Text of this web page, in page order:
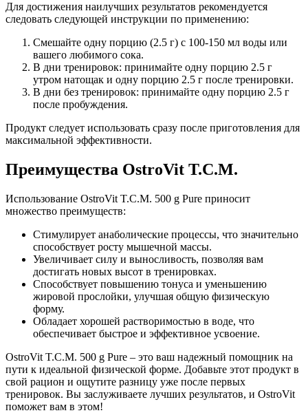
Для достижения наилучших результатов рекомендуется
следовать следующей инструкции по применению:
Смешайте одну порцию (2.5 г) с 100-150 мл воды или
вашего любимого сока.
В дни тренировок: принимайте одну порцию 2.5 г
утром натощак и одну порцию 2.5 г после тренировки.
В дни без тренировок: принимайте одну порцию 2.5 г
после пробуждения.
Продукт следует использовать сразу после приготовления для
максимальной эффективности.
Преимущества OstroVit T.C.M.
Использование OstroVit T.C.M. 500 g Pure приносит
множество преимуществ:
Стимулирует анаболические процессы, что значительно
способствует росту мышечной массы.
Увеличивает силу и выносливость, позволяя вам
достигать новых высот в тренировках.
Способствует повышению тонуса и уменьшению
жировой прослойки, улучшая общую физическую
форму.
Обладает хорошей растворимостью в воде, что
обеспечивает быстрое и эффективное усвоение.
OstroVit T.C.M. 500 g Pure – это ваш надежный помощник на
пути к идеальной физической форме. Добавьте этот продукт в
свой рацион и ощутите разницу уже после первых
тренировок. Вы заслуживаете лучших результатов, и OstroVit
поможет вам в этом!